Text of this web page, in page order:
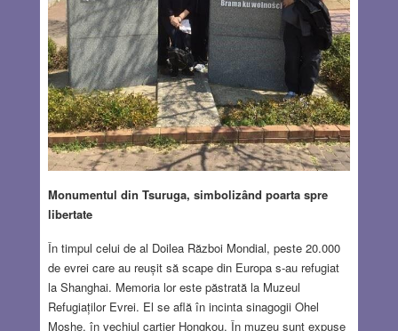
Monumentul din Tsuruga, simbolizând poarta spre
libertate
În timpul celui de al Doilea Război Mondial, peste 20.000
de evrei care au reușit să scape din Europa s-au refugiat
la Shanghai. Memoria lor este păstrată la Muzeul
Refugiaților Evrei. El se află în incinta sinagogii Ohel
Moshe, în vechiul cartier Hongkou. În muzeu sunt expuse